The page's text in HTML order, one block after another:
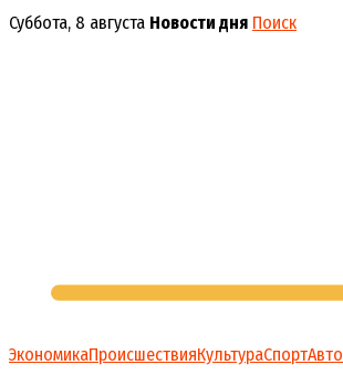
Перейти
Суббота, 8 августа Новости дня Поиск
ЭкономикаПроисшествияКультураСпортАвто